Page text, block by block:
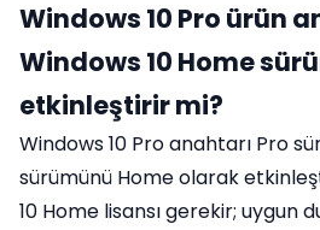
Windows 10 Pro ürün
Windows 10 Home
etkinleştirir mi?
Windows 10 Pro anahtarı Pro
sürümünü Home olarak
10 Home lisansı gerekir; uygun